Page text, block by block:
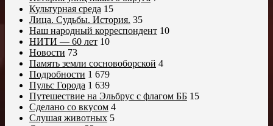
Культурная среда 15
Лица. Судьбы. История. 35
Наш народный корреспондент 10
НИТИ — 60 лет 10
Новости 73
Память земли сосновоборской 4
Подробности 1 679
Пульс Города 1 639
Путешествие на Эльбрус с флагом ББ 15
Сделано со вкусом 4
Слушая животных 5